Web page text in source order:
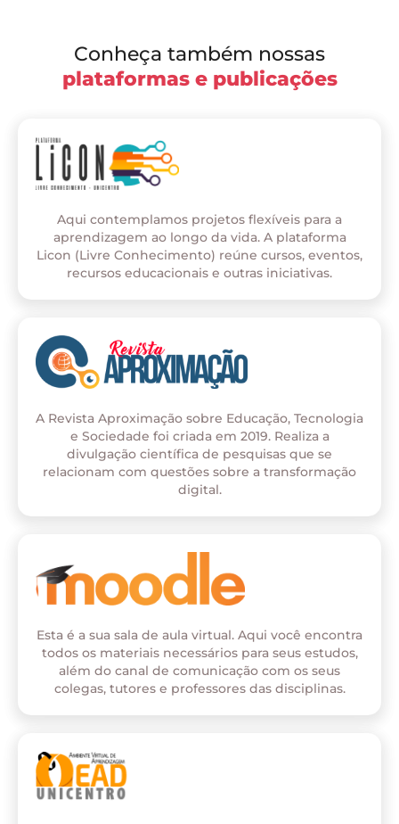
Conheça também nossas
plataformas e publicações
Aqui contemplamos projetos flexíveis para a
aprendizagem ao longo da vida. A plataforma
Licon (Livre Conhecimento) reúne cursos, eventos,
recursos educacionais e outras iniciativas.
A Revista Aproximação sobre Educação, Tecnologia
e Sociedade foi criada em 2019. Realiza a
divulgação científica de pesquisas que se
relacionam com questões sobre a transformação
digital.
Esta é a sua sala de aula virtual. Aqui você encontra
todos os materiais necessários para seus estudos,
além do canal de comunicação com os seus
colegas, tutores e professores das disciplinas.